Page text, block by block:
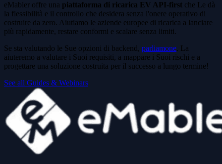
eMabler offre una piattaforma di ricarica EV API-first che Le dà
la flessibilità e il controllo che desidera senza l'onere operativo di
costruire da zero. Aiutiamo le aziende europee di ricarica a lanciare
più rapidamente, restare conformi e scalare senza limiti.
Se sta valutando le Sue opzioni di backend, parliamone. La
aiuteremo a valutare i Suoi requisiti, a mappare i Suoi rischi e a
progettare una soluzione costruita per il successo a lungo termine!
See all Guides & Webinars